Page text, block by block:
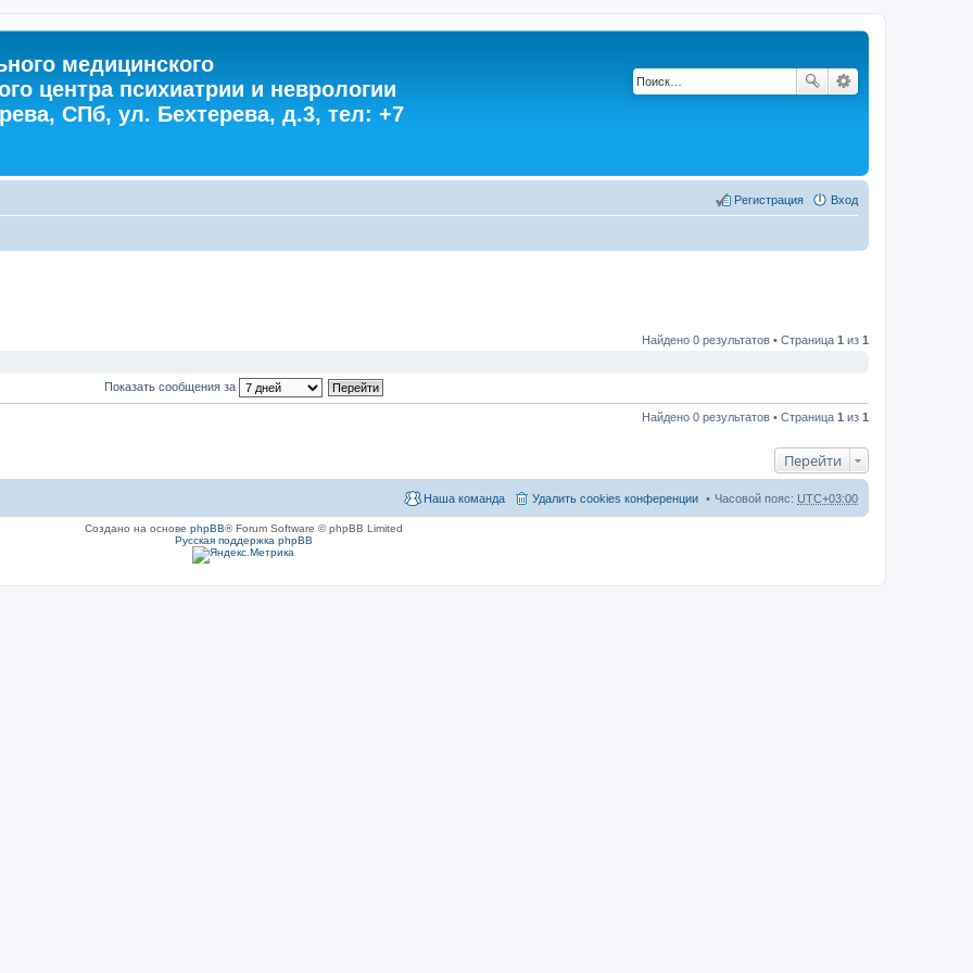
медицинского
центра психиатрии и неврологии
СПб, ул. Бехтерева, д.3, тел: +7
Вход
Регистрация
Найдено 0 результатов • Страница 1 из 1
Показать сообщения за
Найдено 0 результатов • Страница 1 из 1
Перейти
Часовой пояс: UTC+03:00
Удалить cookies конференции
Наша команда
Создано на основе phpBB® Forum Software © phpBB Limited
Русская поддержка phpBB